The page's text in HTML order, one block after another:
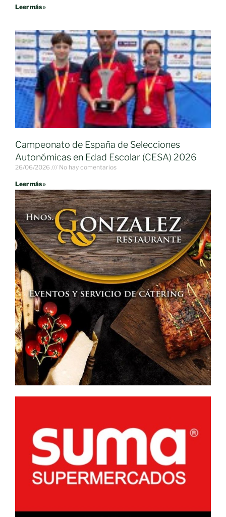
Leer más »
Campeonato de España de Selecciones
Autonómicas en Edad Escolar (CESA) 2026
26/06/2026 No hay comentarios
Leer más »